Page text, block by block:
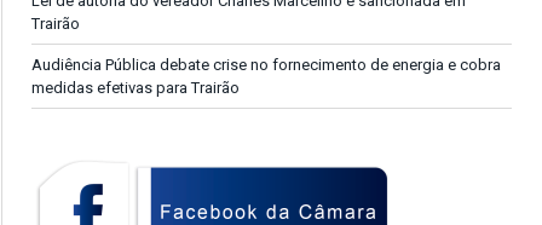
Trairão
Audiência Pública debate crise no fornecimento de energia e cobra
medidas efetivas para Trairão